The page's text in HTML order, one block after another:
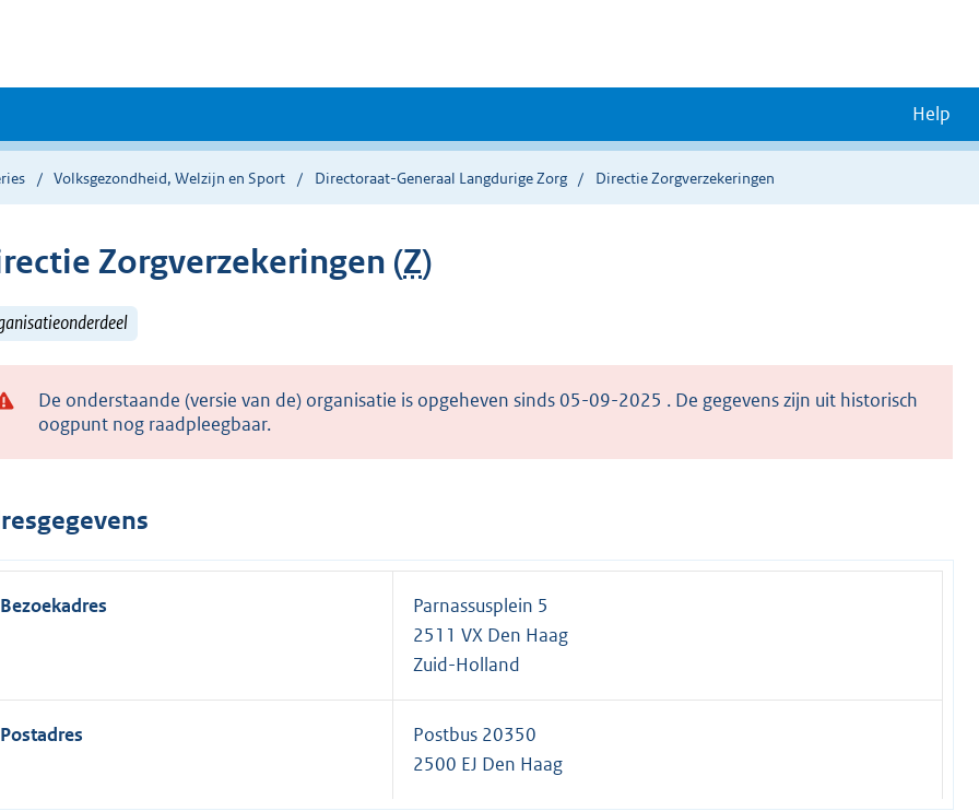
Help
Volksgezondheid, Welzijn en Sport Directoraat-Generaal Langdurige Zorg Directie Zorgverzekeringen
Zorgverzekeringen (Z)
De onderstaande (versie van de) organisatie is opgeheven sinds 05-09-2025 . De gegevens zijn uit historisch
oogpunt nog raadpleegbaar.
Bezoekadres
Parnassusplein 5
2511 VX Den Haag
Zuid-Holland
Postadres
Postbus 20350
2500 EJ Den Haag